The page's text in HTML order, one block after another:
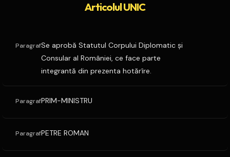
Articolul UNIC
ParagrafSe aprobă Statutul Corpului Diplomatic şi
Consular al României, ce face parte
integrantă din prezenta hotărîre.
ParagrafPRIM-MINISTRU
ParagrafPETRE ROMAN